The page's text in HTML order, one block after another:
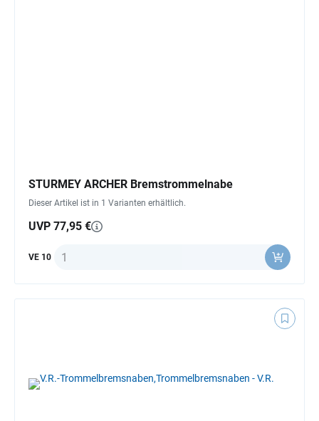
STURMEY ARCHER Bremstrommelnabe
Dieser Artikel ist in 1 Varianten erhältlich.
UVP 77,95 €
VE 10 Anzahl